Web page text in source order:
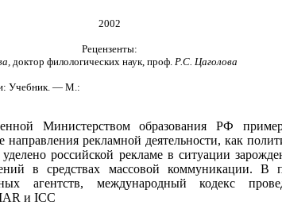
2002
Рецензенты:
доктор филологических наук, проф. Р.С. Цаголова
Учебник. — М.:
Министерством образования РФ
на­правления рекламной деятельности, как
российской рекламе в си­туации
в средствах массовой коммуникации. В
агентств, международный кодекс
и ICC